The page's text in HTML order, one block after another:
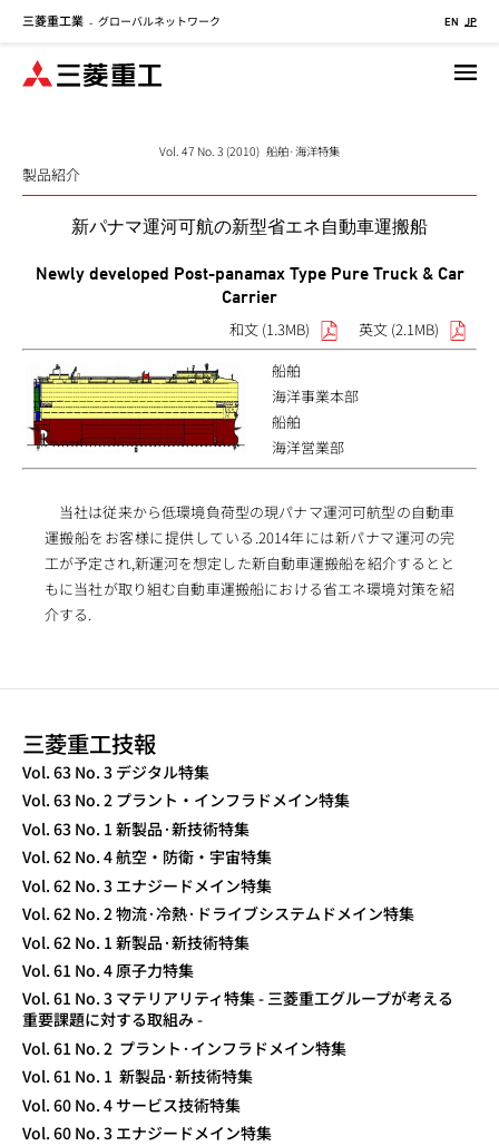
三菱重工業 - グローバルネットワーク EN JP
Vol. 47 No. 3 (2010) 船舶·海洋特集
製品紹介
新パナマ運河可航の新型省エネ自動車運搬船
Newly developed Post-panamax Type Pure Truck & Car
Carrier
和文 (1.3MB)
英文 (2.1MB)
船舶
海洋事業本部
船舶
海洋営業部
当社は従来から低環境負荷型の現パナマ運河可航型の自動車
運搬船をお客様に提供している.2014年には新パナマ運河の完
工が予定され,新運河を想定した新自動車運搬船を紹介するとと
もに当社が取り組む自動車運搬船における省エネ環境対策を紹
介する.
三菱重工技報
TECHNICAL REVIEW
Vol. 63 No. 3 デジタル特集
Vol. 63 No. 2 プラント・インフラドメイン特集
Vol. 63 No. 1 新製品·新技術特集
Vol. 62 No. 4 航空・防衛・宇宙特集
Vol. 62 No. 3 エナジードメイン特集
Vol. 62 No. 2 物流·冷熱·ドライブシステムドメイン特集
Vol. 62 No. 1 新製品·新技術特集
Vol. 61 No. 4 原子力特集
Vol. 61 No. 3 マテリアリティ特集 - 三菱重工グループが考える
重要課題に対する取組み -
Vol. 61 No. 2 プラント·インフラドメイン特集
Vol. 61 No. 1 新製品·新技術特集
Vol. 60 No. 4 サービス技術特集
Vol. 60 No. 3 エナジードメイン特集